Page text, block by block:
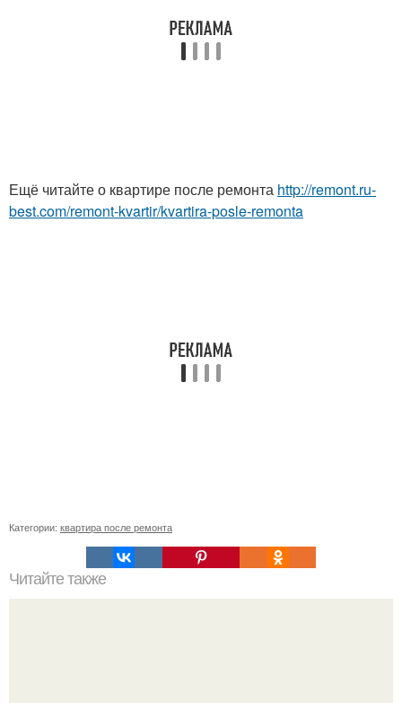
Ещё читайте о квартире после ремонта http://remont.ru-
best.com/remont-kvartir/kvartira-posle-remonta
Категории: квартира после ремонта
Читайте также